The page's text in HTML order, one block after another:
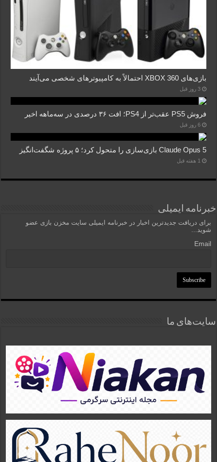
بازی‌های XBOX 360 احتمالاً به کامپیوترهای شخصی می‌آیند
3 روز قبل
فروش PS5 عقب‌تر از PS4؛ افت ۳۶ درصدی در سه‌ماهه اخیر
6 روز قبل
Claude Opus 5 بازی‌سازی را متحول کرد؛ ۵ پروژه شگفت‌انگیز
1 هفته قبل
خبرنامه ایمیلی
برای دریافت جدیدترین اخبار در خبرنامه ایمیلی سایت مخزن بازی عضو
شوید...
Email
سایت‌های ما